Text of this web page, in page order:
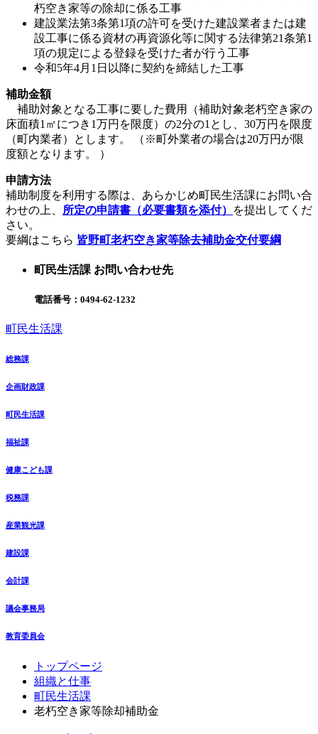
朽空き家等の除却に係る工事
建設業法第3条第1項の許可を受けた建設業者または建
設工事に係る資材の再資源化等に関する法律第21条第1
項の規定による登録を受けた者が行う工事
令和5年4月1日以降に契約を締結した工事
補助金額
補助対象となる工事に要した費用（補助対象老朽空き家の
床面積1㎡につき1万円を限度）の2分の1とし、30万円を限度
（町内業者）とします。 （※町外業者の場合は20万円が限
度額となります。 ）
申請方法
補助制度を利用する際は、あらかじめ町民生活課にお問い合
わせの上、 所定の申請書（必要書類を添付）
を提出してくだ
さい。
要綱はこちら 皆野町老朽空き家等除去補助金交付要綱
町民生活課 お問い合わせ先
電話番号： 0494-62-1232
町民生活課
総務課
企画財政課
町民生活課
福祉課
健康こども課
税務課
産業観光課
建設課
会計課
議会事務局
教育委員会
トップページ
組織と仕事
町民生活課
老朽空き家等除却補助金